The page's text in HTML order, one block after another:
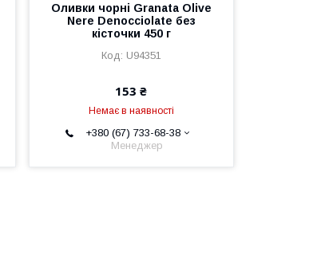
Оливки чорні Granata Olive
Nere Denocciolate без
кісточки 450 г
U94351
153 ₴
Немає в наявності
+380 (67) 733-68-38
Менеджер